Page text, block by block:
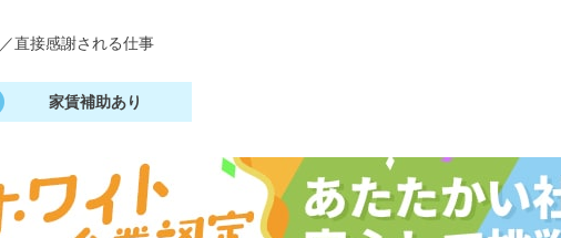
／直接感謝される仕事
家賃補助あり